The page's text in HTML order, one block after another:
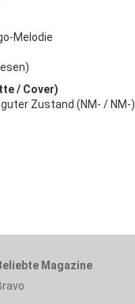
Melodie
/ Cover)
Zustand (NM- / NM-)
Magazine